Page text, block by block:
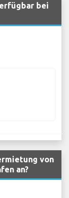
bei
von
an?